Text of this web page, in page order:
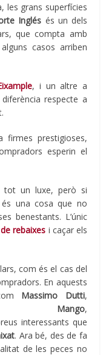
les grans superfícies
Inglés és un dels
que compta amb
casos arriben
, i un altre a
respecte a
firmes prestigioses,
esperin el
un luxe, però si
una cosa que no
benestants. L’únic
rebaixes i caçar els
com és el cas del
En aquests
Massimo Dutti,
Mango,
interessants que
. Ara bé, des de fa
de les peces no